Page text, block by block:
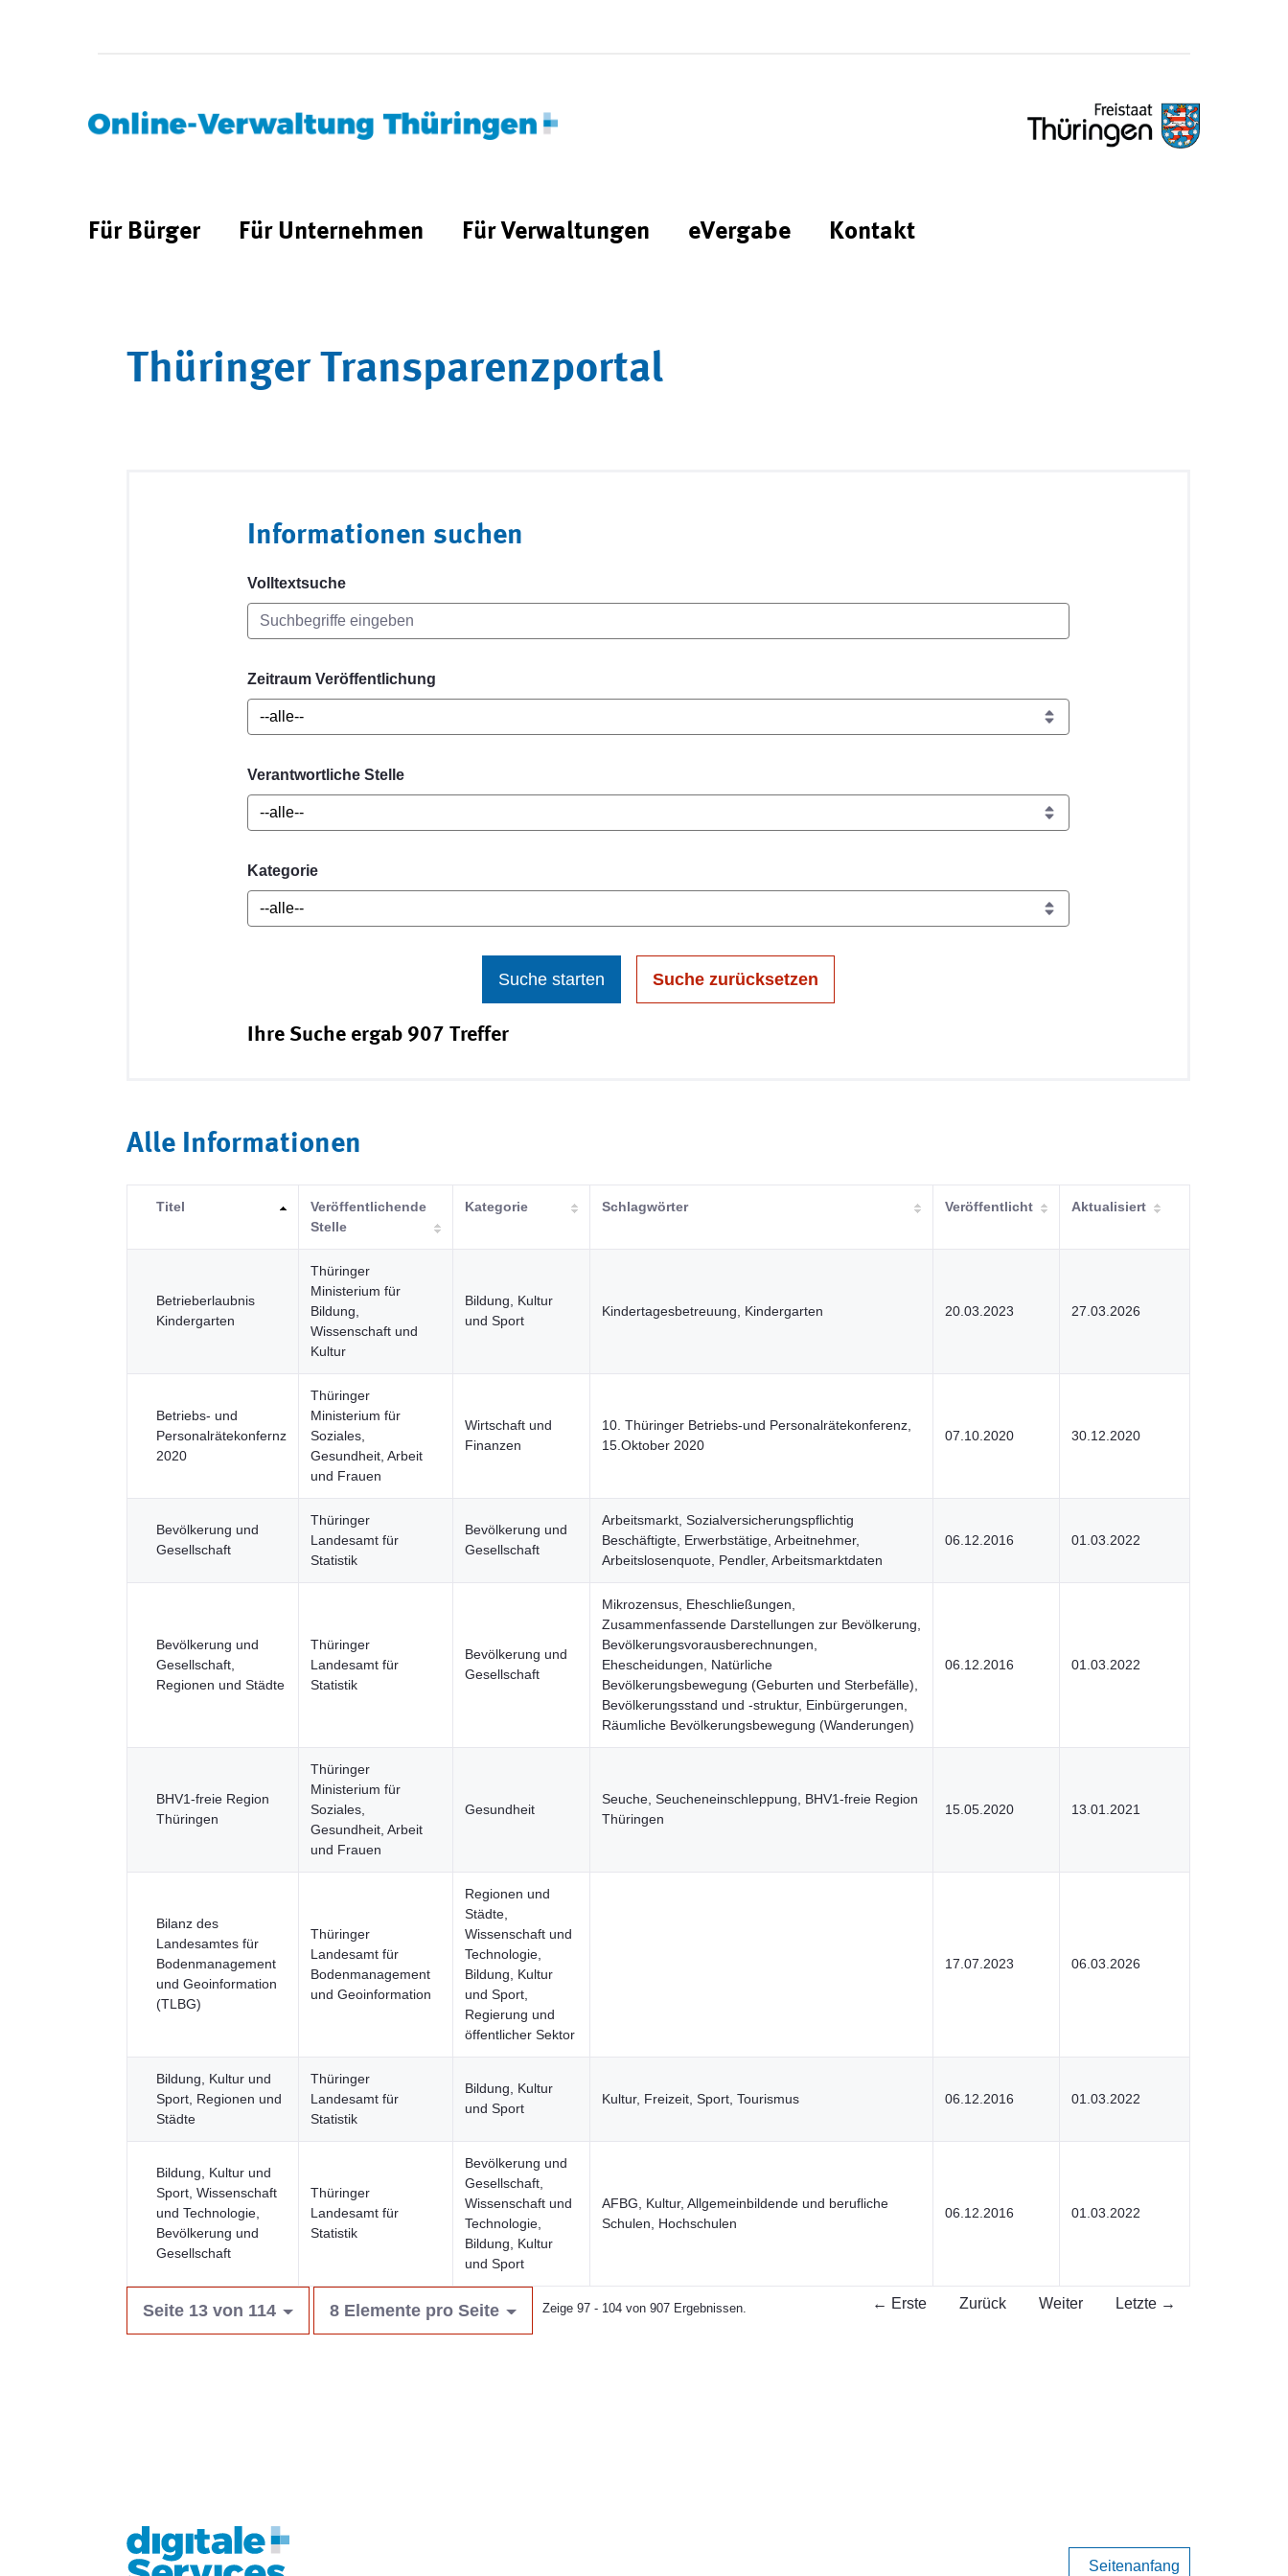
Für Bürger Für Unternehmen Für Verwaltungen eVergabe Kontakt
Thüringer Transparenzportal
Informationen suchen
Volltextsuche
Zeitraum Veröffentlichung
Verantwortliche Stelle
Kategorie
Suche starten Suche zurücksetzen
Ihre Suche ergab 907 Treffer
Alle Informationen
Titel
Veröffentlichende
Stelle
Kategorie Schlagwörter Veröffentlicht Aktualisiert
Betrieberlaubnis
Kindergarten
Thüringer
Ministerium für
Bildung,
Wissenschaft und
Kultur
Bildung, Kultur
und Sport
Kindertagesbetreuung, Kindergarten 20.03.2023 27.03.2026
Betriebs- und
Personalrätekonfernz
2020
Thüringer
Ministerium für
Soziales,
Gesundheit, Arbeit
und Frauen
Wirtschaft und
Finanzen
10. Thüringer Betriebs-und Personalrätekonferenz,
15.Oktober 2020
07.10.2020 30.12.2020
Bevölkerung und
Gesellschaft
Thüringer
Landesamt für
Statistik
Bevölkerung und
Gesellschaft
Arbeitsmarkt, Sozialversicherungspflichtig
Beschäftigte, Erwerbstätige, Arbeitnehmer,
Arbeitslosenquote, Pendler, Arbeitsmarktdaten
06.12.2016 01.03.2022
Bevölkerung und
Gesellschaft,
Regionen und Städte
Thüringer
Landesamt für
Statistik
Bevölkerung und
Gesellschaft
Mikrozensus, Eheschließungen,
Zusammenfassende Darstellungen zur Bevölkerung,
Bevölkerungsvorausberechnungen,
Ehescheidungen, Natürliche
Bevölkerungsbewegung (Geburten und Sterbefälle),
Bevölkerungsstand und -struktur, Einbürgerungen,
Räumliche Bevölkerungsbewegung (Wanderungen)
06.12.2016 01.03.2022
BHV1-freie Region
Thüringen
Thüringer
Ministerium für
Soziales,
Gesundheit, Arbeit
und Frauen
Gesundheit
Seuche, Seucheneinschleppung, BHV1-freie Region
Thüringen
15.05.2020 13.01.2021
Bilanz des
Landesamtes für
Bodenmanagement
und Geoinformation
(TLBG)
Thüringer
Landesamt für
Bodenmanagement
und Geoinformation
Regionen und
Städte,
Wissenschaft und
Technologie,
Bildung, Kultur
und Sport,
Regierung und
öffentlicher Sektor
17.07.2023 06.03.2026
Bildung, Kultur und
Sport, Regionen und
Städte
Thüringer
Landesamt für
Statistik
Bildung, Kultur
und Sport
Kultur, Freizeit, Sport, Tourismus 06.12.2016 01.03.2022
Bildung, Kultur und
Sport, Wissenschaft
und Technologie,
Bevölkerung und
Gesellschaft
Thüringer
Landesamt für
Statistik
Bevölkerung und
Gesellschaft,
Wissenschaft und
Technologie,
Bildung, Kultur
und Sport
AFBG, Kultur, Allgemeinbildende und berufliche
Schulen, Hochschulen
06.12.2016 01.03.2022
Seite 13 von 114 8 Elemente pro Seite Zeige 97 - 104 von 907 Ergebnissen. ← Erste Zurück Weiter Letzte →
Seitenanfang